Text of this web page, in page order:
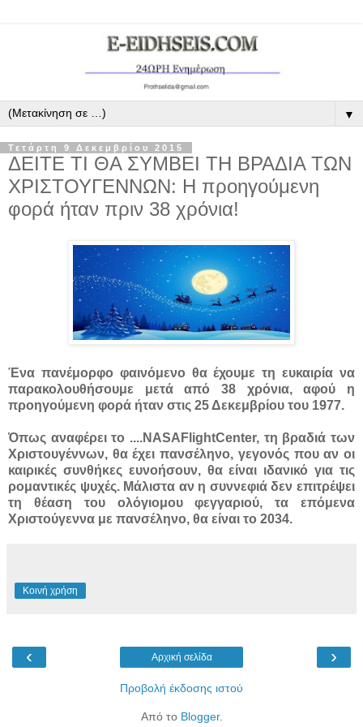
▼
Τετάρτη 9 Δεκεμβρίου 2015
ΔΕΙΤΕ ΤΙ ΘΑ ΣΥΜΒΕΙ ΤΗ ΒΡΑΔΙΑ ΤΩΝ
ΧΡΙΣΤΟΥΓΕΝΝΩΝ: Η προηγούμενη
φορά ήταν πριν 38 χρόνια!
Ένα πανέμορφο φαινόμενο θα έχουμε τη ευκαιρία να
παρακολουθήσουμε μετά από 38 χρόνια, αφού η
προηγούμενη φορά ήταν στις 25 Δεκεμβρίου του 1977.
Όπως αναφέρει το ....ΝASAFlightCenter, τη βραδιά των
Χριστουγέννων, θα έχει πανσέληνο, γεγονός που αν οι
καιρικές συνθήκες ευνοήσουν, θα είναι ιδανικό για τις
ρομαντικές ψυχές. Μάλιστα αν η συννεφιά δεν επιτρέψει
τη θέαση του ολόγιομου φεγγαριού, τα επόμενα
Χριστούγεννα με πανσέληνο, θα είναι το 2034.
Κοινή χρήση
‹ ›
Αρχική σελίδα
Προβολή έκδοσης ιστού
Από το Blogger.